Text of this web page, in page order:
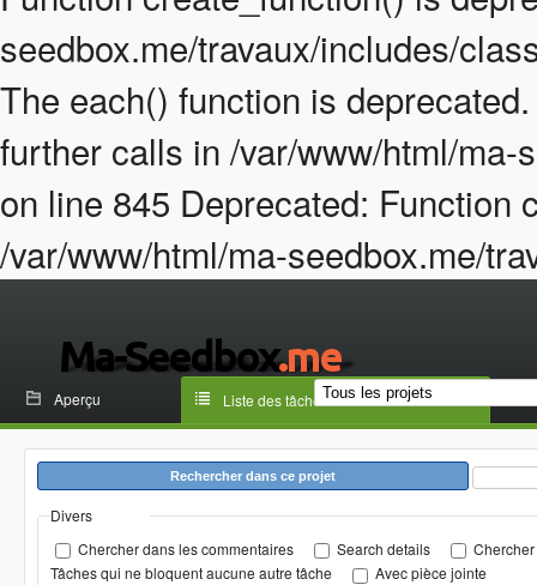
seedbox.me/travaux/includes/
The each() function is
further calls in /var/www/html/ma-
on line 845 Deprecated: Function
/var/www/html/ma-seedbox.me/
Aperçu Liste des tâches
Rechercher dans ce projet
Divers
Chercher dans les commentaires
Search details
Tâches qui ne bloquent aucune autre tâche
Avec pièce jointe